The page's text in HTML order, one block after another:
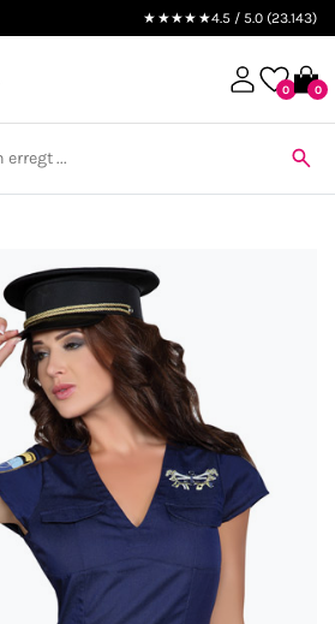
★★★★★4.5 / 5.0 (23.143)
0 0